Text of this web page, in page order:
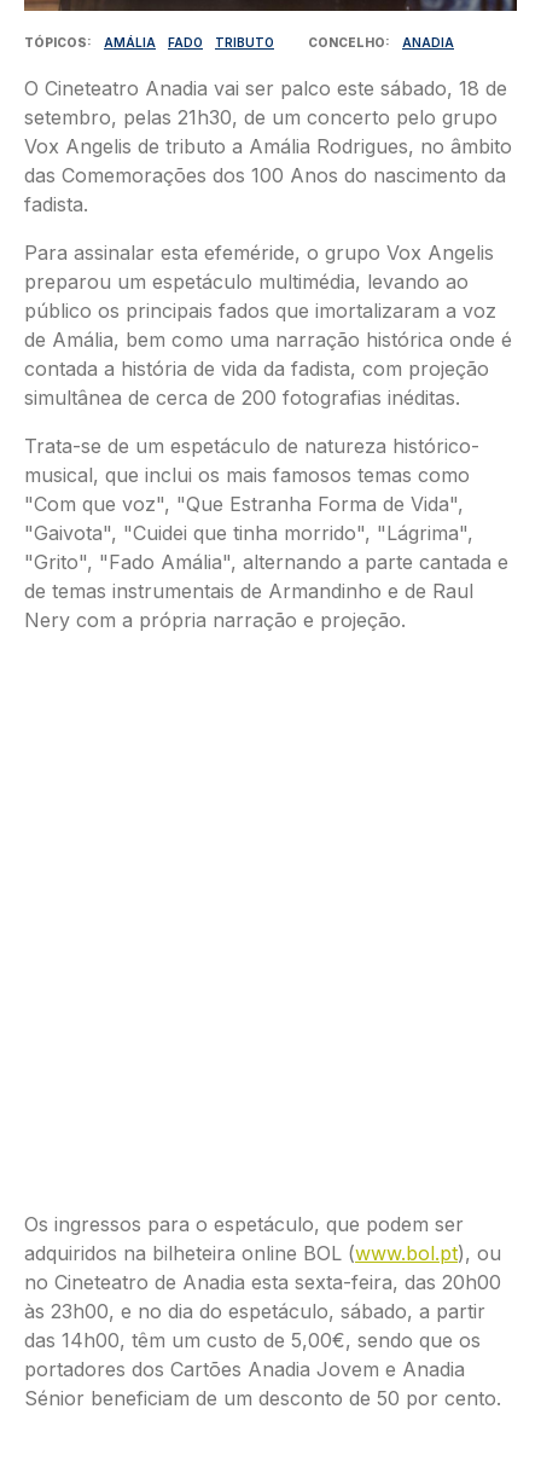
TÓPICOS AMÁLIA FADO TRIBUTO CONCELHO ANADIA
O Cineteatro Anadia vai ser palco este sábado, 18 de
setembro, pelas 21h30, de um concerto pelo grupo
Vox Angelis de tributo a Amália Rodrigues, no âmbito
das Comemorações dos 100 Anos do nascimento da
fadista.
Para assinalar esta efeméride, o grupo Vox Angelis
preparou um espetáculo multimédia, levando ao
público os principais fados que imortalizaram a voz
de Amália, bem como uma narração histórica onde é
contada a história de vida da fadista, com projeção
simultânea de cerca de 200 fotografias inéditas.
Trata-se de um espetáculo de natureza histórico-
musical, que inclui os mais famosos temas como
"Com que voz", "Que Estranha Forma de Vida",
"Gaivota", "Cuidei que tinha morrido", "Lágrima",
"Grito", "Fado Amália", alternando a parte cantada e
de temas instrumentais de Armandinho e de Raul
Nery com a própria narração e projeção.
Os ingressos para o espetáculo, que podem ser
adquiridos na bilheteira online BOL (www.bol.pt), ou
no Cineteatro de Anadia esta sexta-feira, das 20h00
às 23h00, e no dia do espetáculo, sábado, a partir
das 14h00, têm um custo de 5,00€, sendo que os
portadores dos Cartões Anadia Jovem e Anadia
Sénior beneficiam de um desconto de 50 por cento.